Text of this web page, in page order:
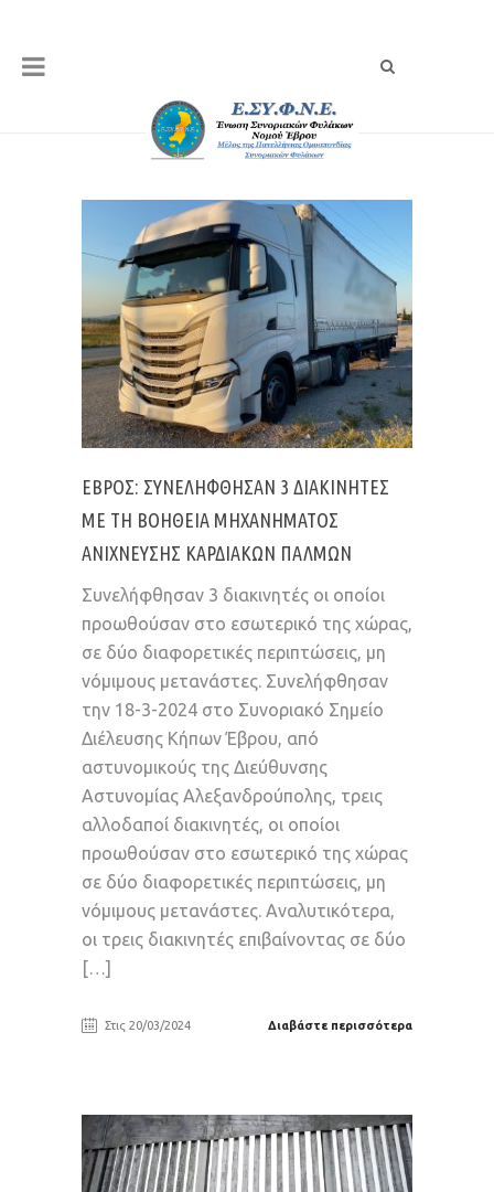
ΈΒΡΟΣ: ΣΥΝΕΛΉΦΘΗΣΑΝ 3 ΔΙΑΚΙΝΗΤΈΣ
ΜΕ ΤΗ ΒΟΉΘΕΙΑ ΜΗΧΑΝΉΜΑΤΟΣ
ΑΝΊΧΝΕΥΣΗΣ ΚΑΡΔΙΑΚΏΝ ΠΑΛΜΏΝ
Συνελήφθησαν 3 διακινητές οι οποίοι
προωθούσαν στο εσωτερικό της χώρας,
σε δύο διαφορετικές περιπτώσεις, μη
νόμιμους μετανάστες. Συνελήφθησαν
την 18-3-2024 στο Συνοριακό Σημείο
Διέλευσης Κήπων Έβρου, από
αστυνομικούς της Διεύθυνσης
Αστυνομίας Αλεξανδρούπολης, τρεις
αλλοδαποί διακινητές, οι οποίοι
προωθούσαν στο εσωτερικό της χώρας
σε δύο διαφορετικές περιπτώσεις, μη
νόμιμους μετανάστες. Αναλυτικότερα,
οι τρεις διακινητές επιβαίνοντας σε δύο
[…]
Στις 20/03/2024 Διαβάστε περισσότερα